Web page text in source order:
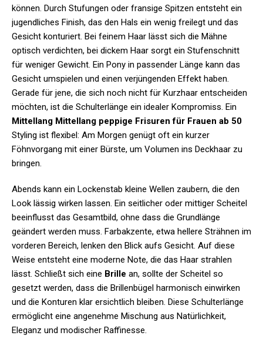
können. Durch Stufungen oder fransige Spitzen entsteht ein
jugendliches Finish, das den Hals ein wenig freilegt und das
Gesicht konturiert. Bei feinem Haar lässt sich die Mähne
optisch verdichten, bei dickem Haar sorgt ein Stufenschnitt
für weniger Gewicht. Ein Pony in passender Länge kann das
Gesicht umspielen und einen verjüngenden Effekt haben.
Gerade für jene, die sich noch nicht für Kurzhaar entscheiden
möchten, ist die Schulterlänge ein idealer Kompromiss. Ein
Mittellang Mittellang peppige Frisuren für Frauen ab 50
Styling ist flexibel: Am Morgen genügt oft ein kurzer
Föhnvorgang mit einer Bürste, um Volumen ins Deckhaar zu
bringen.
Abends kann ein Lockenstab kleine Wellen zaubern, die den
Look lässig wirken lassen. Ein seitlicher oder mittiger Scheitel
beeinflusst das Gesamtbild, ohne dass die Grundlänge
geändert werden muss. Farbakzente, etwa hellere Strähnen im
vorderen Bereich, lenken den Blick aufs Gesicht. Auf diese
Weise entsteht eine moderne Note, die das Haar strahlen
lässt. Schließt sich eine Brille an, sollte der Scheitel so
gesetzt werden, dass die Brillenbügel harmonisch einwirken
und die Konturen klar ersichtlich bleiben. Diese Schulterlänge
ermöglicht eine angenehme Mischung aus Natürlichkeit,
Eleganz und modischer Raffinesse.